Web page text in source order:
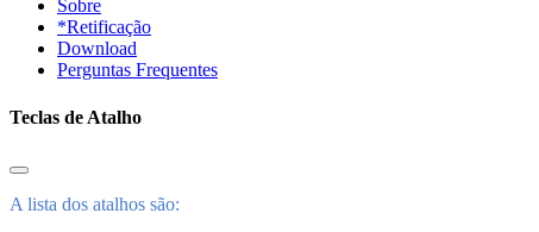
Sobre
*Retificação
Download
Perguntas Frequentes
Teclas de Atalho
A lista dos atalhos são: